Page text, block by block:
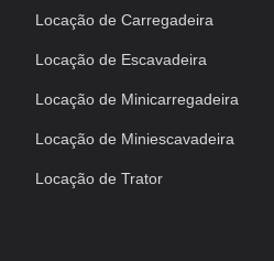
Locação de Carregadeira
Locação de Escavadeira
Locação de Minicarregadeira
Locação de Miniescavadeira
Locação de Trator